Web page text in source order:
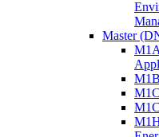
Master